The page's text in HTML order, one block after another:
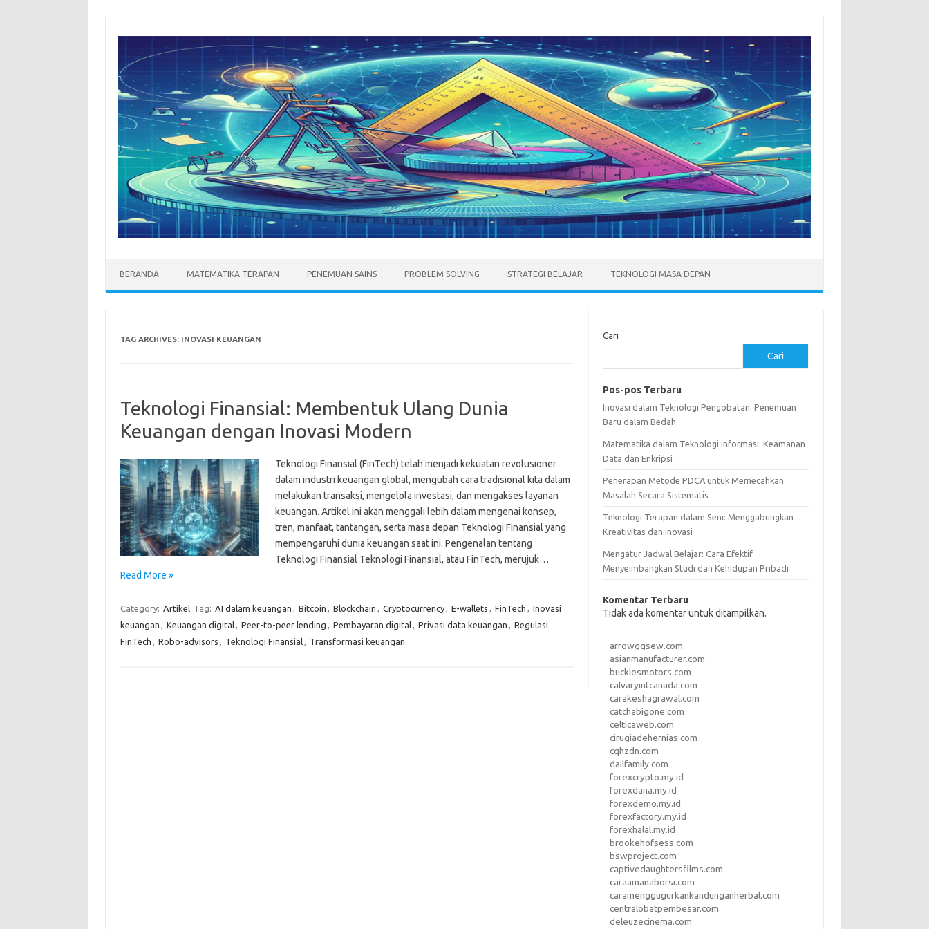
BERANDA MATEMATIKA TERAPAN PENEMUAN SAINS PROBLEM SOLVING STRATEGI BELAJAR TEKNOLOGI MASA DEPAN
TAG ARCHIVES: INOVASI KEUANGAN
Teknologi Finansial: Membentuk Ulang Dunia
Keuangan dengan Inovasi Modern
Teknologi Finansial (FinTech) telah menjadi kekuatan revolusioner
dalam industri keuangan global, mengubah cara tradisional kita dalam
melakukan transaksi, mengelola investasi, dan mengakses layanan
keuangan. Artikel ini akan menggali lebih dalam mengenai konsep,
tren, manfaat, tantangan, serta masa depan Teknologi Finansial yang
mempengaruhi dunia keuangan saat ini. Pengenalan tentang
Teknologi Finansial Teknologi Finansial, atau FinTech, merujuk…
Read More »
Category: Artikel Tag: AI dalam keuangan , Bitcoin , Blockchain , Cryptocurrency, E-wallets , FinTech , Inovasi
keuangan , Keuangan digital, Peer-to-peer lending , Pembayaran digital, Privasi data keuangan , Regulasi
FinTech , Robo-advisors , Teknologi Finansial, Transformasi keuangan
Cari
Cari
Pos-pos Terbaru
Inovasi dalam Teknologi Pengobatan: Penemuan
Baru dalam Bedah
Matematika dalam Teknologi Informasi: Keamanan
Data dan Enkripsi
Penerapan Metode PDCA untuk Memecahkan
Masalah Secara Sistematis
Teknologi Terapan dalam Seni: Menggabungkan
Kreativitas dan Inovasi
Mengatur Jadwal Belajar: Cara Efektif
Menyeimbangkan Studi dan Kehidupan Pribadi
Komentar Terbaru
Tidak ada komentar untuk ditampilkan.
arrowggsew.com
asianmanufacturer.com
bucklesmotors.com
calvaryintcanada.com
carakeshagrawal.com
catchabigone.com
celticaweb.com
cirugiadehernias.com
cqhzdn.com
dailfamily.com
forexcrypto.my.id
forexdana.my.id
forexdemo.my.id
forexfactory.my.id
forexhalal.my.id
brookehofsess.com
bswproject.com
captivedaughtersfilms.com
caraamanaborsi.com
caramenggugurkankandunganherbal.com
centralobatpembesar.com
deleuzecinema.com